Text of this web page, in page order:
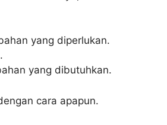
yang diperlukan.
yang dibutuhkan.
cara apapun.